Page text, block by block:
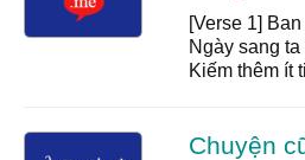
[Verse 1]
Ngày sang
Kiếm thêm ít
Chuyện